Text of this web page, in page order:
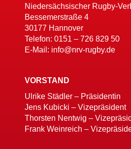
Niedersächsischer Rugby-
Bessemerstraße 4
30177 Hannover
Telefon: 0151 – 726 829 50
E-Mail: info@nrv-rugby.de
VORSTAND
Ulrike Städler – Präsidentin
Jens Kubicki – Vizepräsident
Thorsten Nentwig –
Frank Weinreich –